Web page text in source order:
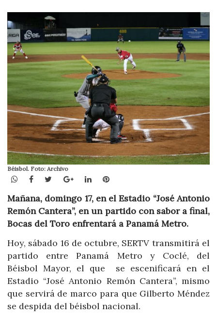
Béisbol. Foto: Archivo
WhatsApp
Facebook
TwitterGoogle+LinkedInPinterest
Mañana, domingo 17, en el Estadio “José Antonio
Remón Cantera”, en un partido con sabor a final,
Bocas del Toro enfrentará a Panamá Metro.
Hoy, sábado 16 de octubre, SERTV transmitirá el
partido entre Panamá Metro y Coclé, del
Béisbol Mayor, el que se escenificará en el
Estadio “José Antonio Remón Cantera”, mismo
que servirá de marco para que Gilberto Méndez
se despida del béisbol nacional.